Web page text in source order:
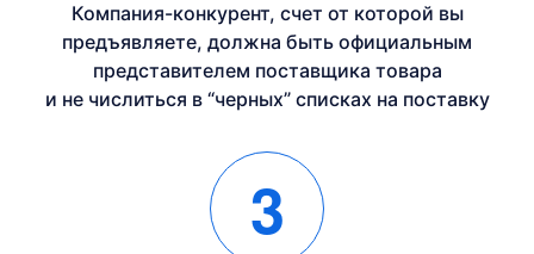
Компания-конкурент, счет от которой вы
предъявляете, должна быть официальным
представителем поставщика товара
и не числиться в “черных” списках на поставку
3